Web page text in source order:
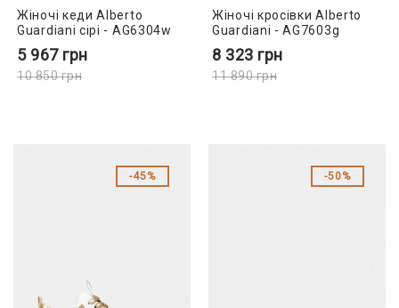
Жіночі кеди Alberto
Guardiani сірі - AG6304w
5 967 грн
10 850грн
Жіночі кросівки Alberto
Guardiani - AG7603g
8 323 грн
11 890грн
45% 50%